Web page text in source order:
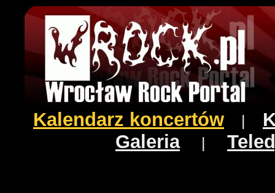
Kalendarz koncertów
Galeria|